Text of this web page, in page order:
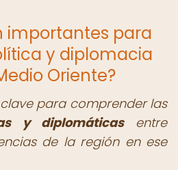
importantes para
y diplomacia
Oriente?
para comprender las
y diplomáticasentre
de la región en ese